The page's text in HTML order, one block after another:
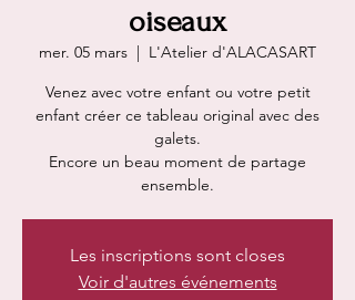
oiseaux
mer. 05 mars
  |
L'Atelier d'ALACASART
Venez avec votre enfant ou votre petit
enfant créer ce tableau original avec des
galets.
Encore un beau moment de partage
ensemble.
Les inscriptions sont closes
Voir d'autres événements